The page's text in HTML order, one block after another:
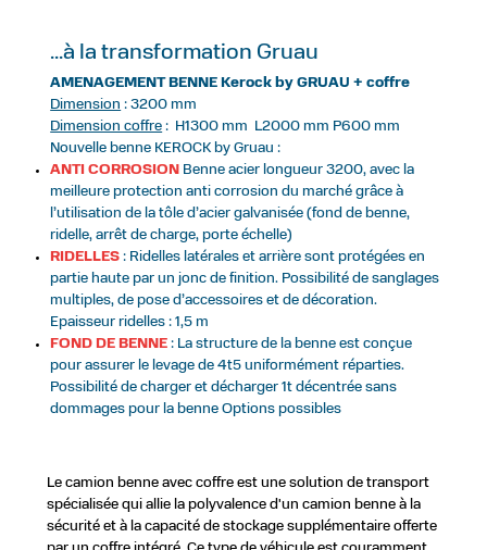
...à la transformation Gruau
AMENAGEMENT BENNE Kerock by GRUAU + coffre
Dimension : 3200 mm
Dimension coffre : H1300 mm L2000 mm P600 mm
Nouvelle benne KEROCK by Gruau :
ANTI CORROSION Benne acier longueur 3200, avec la
meilleure protection anti corrosion du marché grâce à
l’utilisation de la tôle d’acier galvanisée (fond de benne,
ridelle, arrêt de charge, porte échelle)
RIDELLES: Ridelles latérales et arrière sont protégées en
partie haute par un jonc de finition. Possibilité de sanglages
multiples, de pose d’accessoires et de décoration.
Epaisseur ridelles : 1,5 m
FOND DE BENNE : La structure de la benne est conçue
pour assurer le levage de 4t5 uniformément réparties.
Possibilité de charger et décharger 1t décentrée sans
dommages pour la benne Options possibles
Le camion benne avec coffre est une solution de transport
spécialisée qui allie la polyvalence d'un camion benne à la
sécurité et à la capacité de stockage supplémentaire offerte